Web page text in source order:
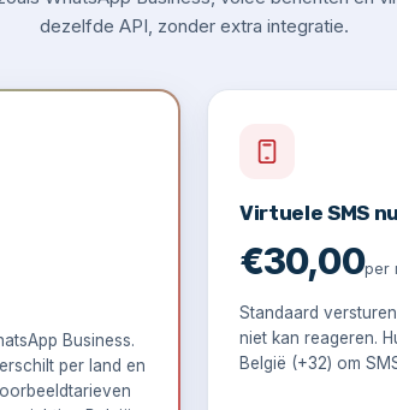
dezelfde API, zonder extra integratie.
Business.
per land en
Virtuele SMS
€30,00per
Standaard
niet kan reageren.
België (+32) om